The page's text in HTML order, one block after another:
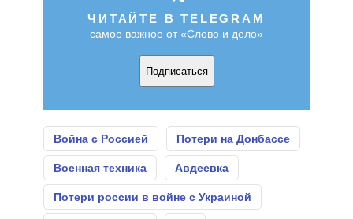
ЧИТАЙТЕ В TELEGRAM
самое важное от «Слово и дело»
Подписаться
Война с Россией Потери на Донбассе
Военная техника Авдеевка
Потери россии в войне с Украиной